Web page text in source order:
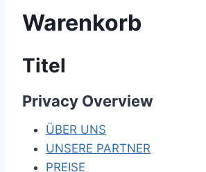
Warenkorb
Titel
Privacy Overview
ÜBER UNS
UNSERE PARTNER
PREISE